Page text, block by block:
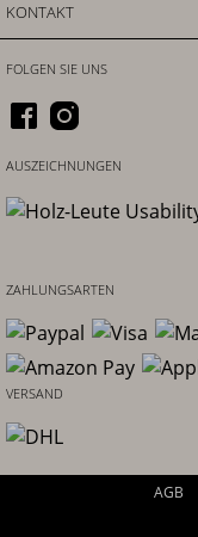
KONTAKT
ZAHLUNGSARTEN
VERSAND
FOLGEN SIE UNS
AUSZEICHNUNGEN
AGB